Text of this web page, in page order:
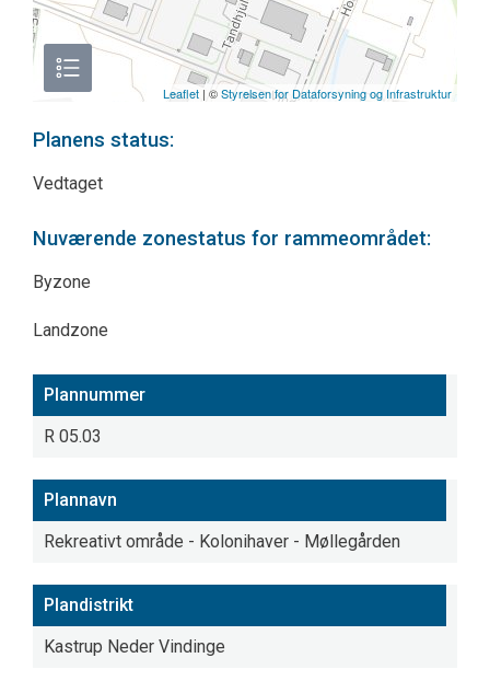
Leaflet| ©Styrelsen for Dataforsyning og Infrastruktur
Planens status:
Vedtaget
Nuværende zonestatus for rammeområdet:
Byzone
Landzone
Plannummer
R 05.03
Plannavn
Rekreativt område - Kolonihaver - Møllegården
Plandistrikt
Kastrup Neder Vindinge